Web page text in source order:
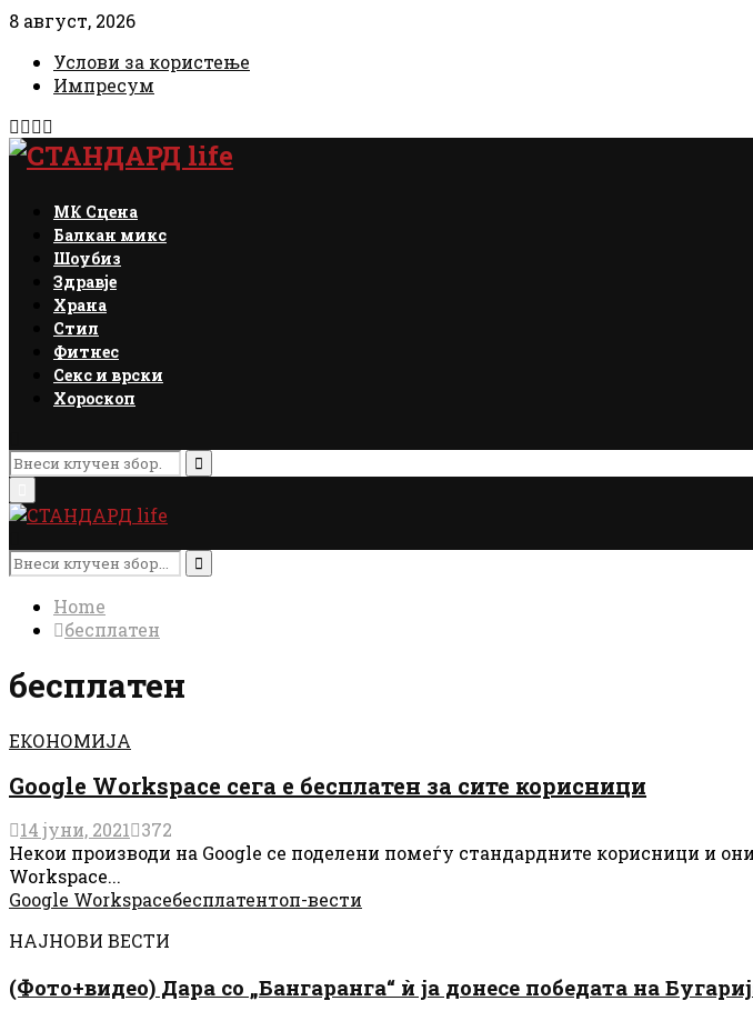
8 август, 2026
Услови за користење
Импресум
Facebook
Instagram
Email
МК Сцена
Балкан микс
Шоубиз
Здравје
Храна
Стил
Фитнес
Секс и врски
Хороскоп
Search
for:
Search
Menu
Search
for:
Search
Home
бесплатен
бесплатен
ЕКОНОМИЈА
Google Workspace сега е бесплатен за сите корисници
14 јуни, 2021 372
Некои производи на Google се поделени помеѓу стандардните корисници и
Workspace...
Google Workspaceбесплатентоп-вести
НАЈНОВИ ВЕСТИ
(Фото+видео) Дара со „Бангаранга“ ѝ ја донесе победата на